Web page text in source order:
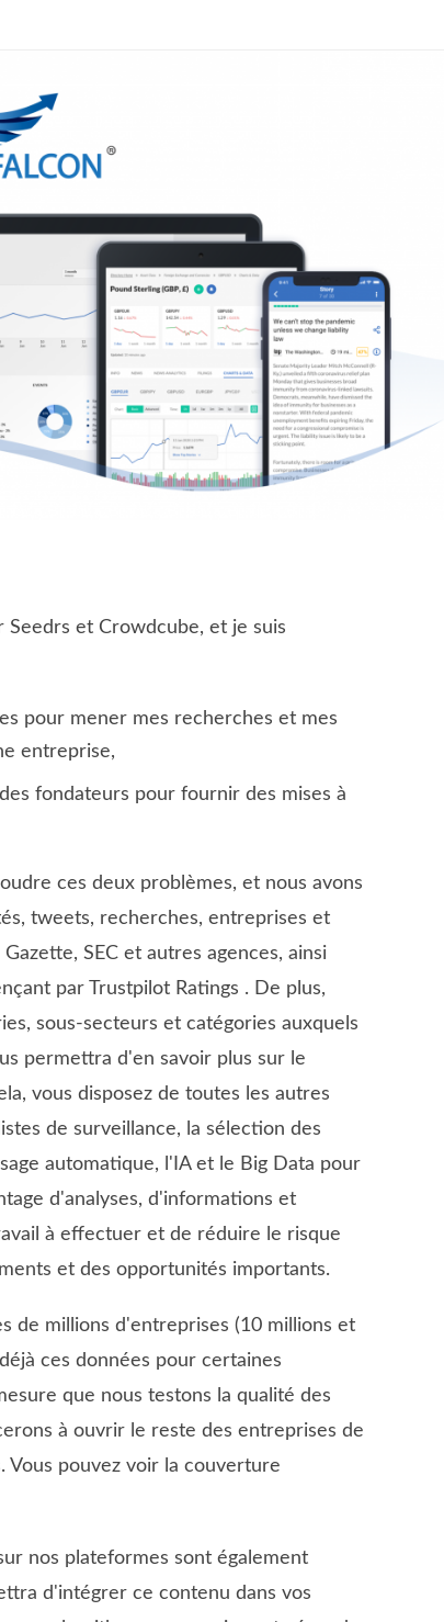
et Crowdcube, et je suis
pour mener mes recherches et mes
entreprise,
fondateurs pour fournir des mises à
ces deux problèmes, et nous avons
tweets, recherches, entreprises et
SEC et autres agences, ainsi
par Trustpilot Ratings . De plus,
sous-secteurs et catégories auxquels
permettra d'en savoir plus sur le
vous disposez de toutes les autres
de surveillance, la sélection des
automatique, l'IA et le Big Data pour
d'analyses, d'informations et
à effectuer et de réduire le risque
et des opportunités importants.
de millions d'entreprises (10 millions et
ces données pour certaines
que nous testons la qualité des
à ouvrir le reste des entreprises de
Vous pouvez voir la couverture
nos plateformes sont également
d'intégrer ce contenu dans vos